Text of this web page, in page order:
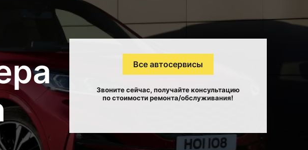
Все автосервисы
Звоните сейчас, получайте консультацию
по стоимости ремонта/обслуживания!